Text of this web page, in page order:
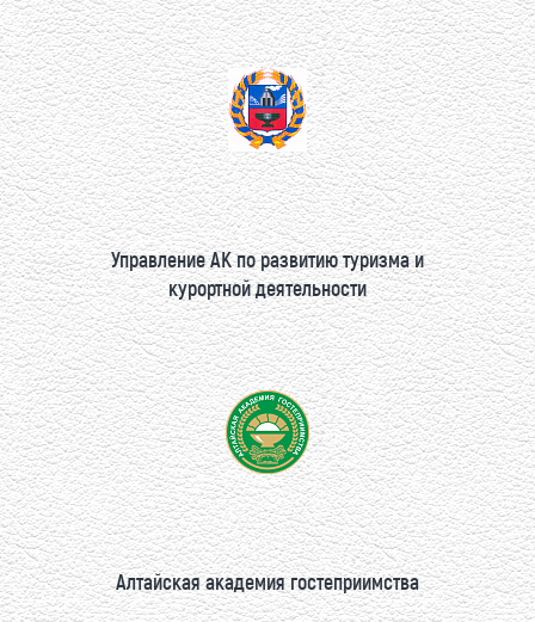
Управление АК по развитию туризма и
курортной деятельности
Алтайская академия гостеприимства